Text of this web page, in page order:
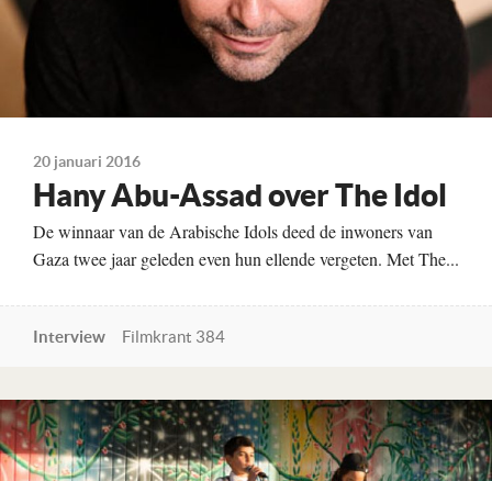
Qais Atallah
Kleur, 100 minuten
September Film
Te zien
op het Filmfestival Rotterdam en vanaf 2 juni
Ga voor alle bioscopen
20 januari 2016
Hany Abu-Assad over The Idol
De winnaar van de Arabische Idols deed de inwoners van
Gaza twee jaar geleden even hun ellende vergeten. Met The...
Interview Filmkrant 384
Lees verder